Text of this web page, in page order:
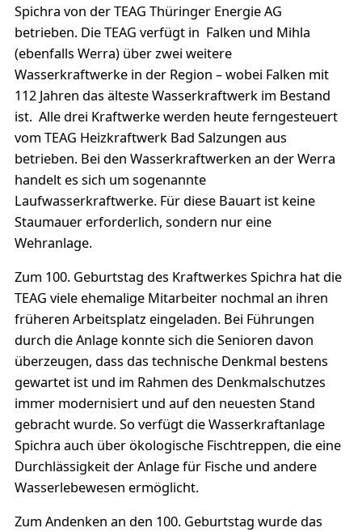
Spichra von der TEAG Thüringer Energie AG
betrieben. Die TEAG verfügt in Falken und Mihla
(ebenfalls Werra) über zwei weitere
Wasserkraftwerke in der Region – wobei Falken mit
112 Jahren das älteste Wasserkraftwerk im Bestand
ist. Alle drei Kraftwerke werden heute ferngesteuert
vom TEAG Heizkraftwerk Bad Salzungen aus
betrieben. Bei den Wasserkraftwerken an der Werra
handelt es sich um sogenannte
Laufwasserkraftwerke. Für diese Bauart ist keine
Staumauer erforderlich, sondern nur eine
Wehranlage.
Zum 100. Geburtstag des Kraftwerkes Spichra hat die
TEAG viele ehemalige Mitarbeiter nochmal an ihren
früheren Arbeitsplatz eingeladen. Bei Führungen
durch die Anlage konnte sich die Senioren davon
überzeugen, dass das technische Denkmal bestens
gewartet ist und im Rahmen des Denkmalschutzes
immer modernisiert und auf den neuesten Stand
gebracht wurde. So verfügt die Wasserkraftanlage
Spichra auch über ökologische Fischtreppen, die eine
Durchlässigkeit der Anlage für Fische und andere
Wasserlebewesen ermöglicht.
Zum Andenken an den 100. Geburtstag wurde das